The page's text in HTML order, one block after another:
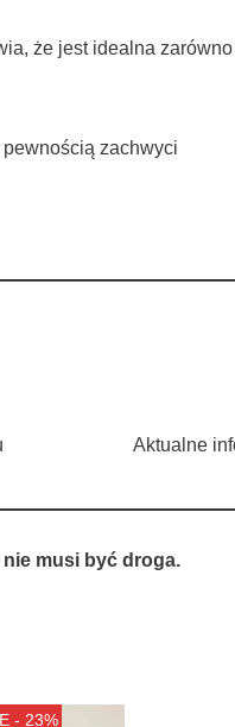
że jest idealna
zachwyci
Aktualne
nie musi być droga.
- 23%